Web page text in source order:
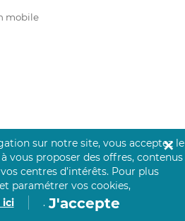
mobile
sur notre site, vous acceptez le
vous proposer des offres, contenus
centres d’intérêts. Pour plus
paramétrer vos cookies,
ici
. J'accepte
✕